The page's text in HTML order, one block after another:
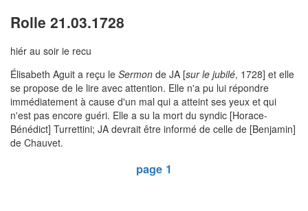
Rolle 21.03.1728
hiér au soir ie recu
Élisabeth Aguit a reçu le Sermon de JA [sur le jubilé, 1728] et elle
se propose de le lire avec attention. Elle n'a pu lui répondre
immédiatement à cause d'un mal qui a atteint ses yeux et qui
n'est pas encore guéri. Elle a su la mort du syndic [Horace-
Bénédict] Turrettini; JA devrait être informé de celle de [Benjamin]
de Chauvet.
page 1